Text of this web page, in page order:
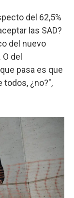
del 62,5%
las SAD?
del nuevo
del
pasa es que
todos, ¿no?",